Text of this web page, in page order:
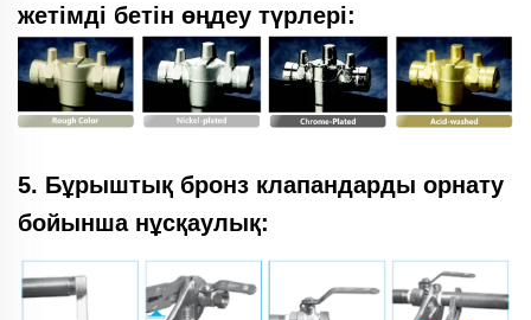
жетімді бетін өңдеу түрлері:
5. Бұрыштық бронз клапандарды орнату
бойынша нұсқаулық: